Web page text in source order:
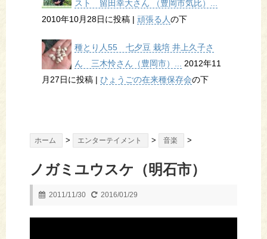
スト 留田幸大さん （豊岡市気比）...
2010年10月28日に投稿 | 頑張る人の下
種とり人55 七夕豆 栽培 井上久子さ
ん 三木怜さん（豊岡市）... 2012年11
月27日に投稿 | ひょうごの在来種保存会の下
ホーム > エンターテイメント > 音楽 >
ノガミユウスケ（明石市）
2011/11/30 2016/01/29